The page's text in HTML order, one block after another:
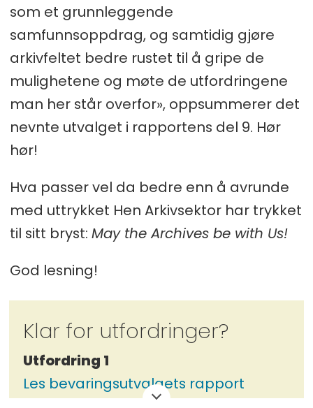
som et grunnleggende
samfunnsoppdrag, og samtidig gjøre
arkivfeltet bedre rustet til å gripe de
mulighetene og møte de utfordringene
man her står overfor», oppsummerer det
nevnte utvalget i rapportens del 9. Hør
hør!
Hva passer vel da bedre enn å avrunde
med uttrykket Hen Arkivsektor har trykket
til sitt bryst: May the Archives be with Us!
God lesning!
Klar for utfordringer?
Utfordring 1
Les bevaringsutvalgets rapport